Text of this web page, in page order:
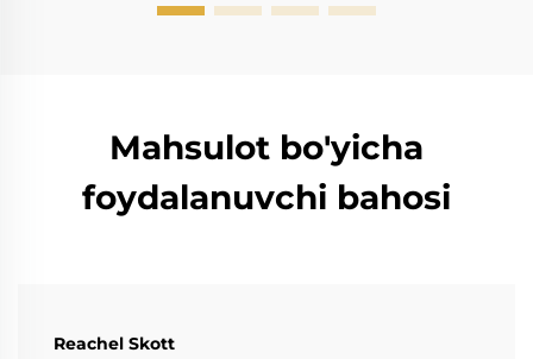
Mahsulot bo'yicha
foydalanuvchi bahosi
Reachel Skott